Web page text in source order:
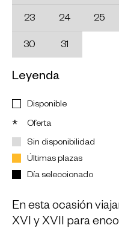
23 24 25
30 31
Leyenda
Disponible
*
Oferta
Sin disponibilidad
Últimas plazas
Día seleccionado
En esta ocasión
XVI y XVII para